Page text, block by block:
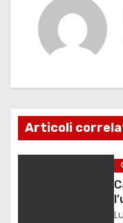
o
n
Articoli